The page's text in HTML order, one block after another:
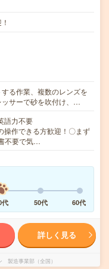
る作業、複数のレンズを
サーで砂を吹付け、…
語力不要
作できる方歓迎！〇まず
不要で気…
代 50代 60代
詳しく見る
製造事業部（全国）